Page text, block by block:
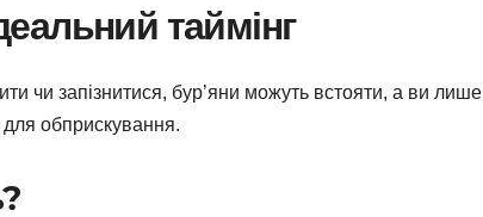
таймінг
чи запізнитися, бур’яни можуть встояти, а ви лише
обприскування.